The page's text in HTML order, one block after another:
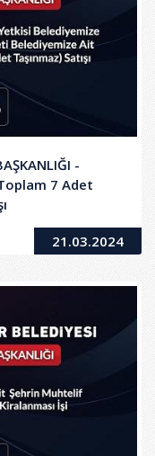
-
7 Adet
21.03.2024